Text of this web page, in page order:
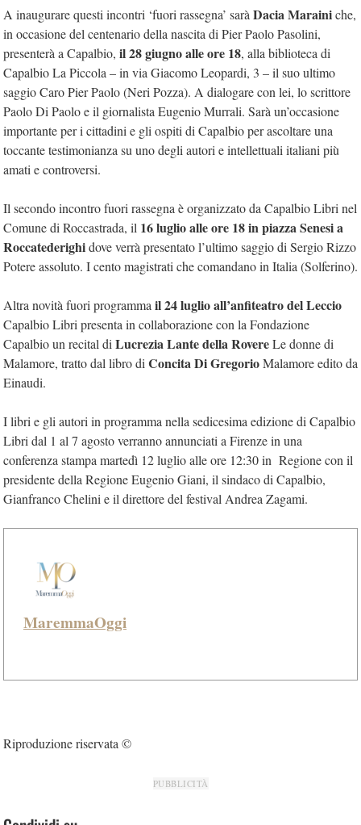
A inaugurare questi incontri ‘fuori rassegna’ sarà Dacia Marainiche,
in occasione del centenario della nascita di Pier Paolo Pasolini,
presenterà a Capalbio, il 28 giugno alle ore 18, alla biblioteca di
Capalbio La Piccola – in via Giacomo Leopardi, 3 – il suo ultimo
saggio Caro Pier Paolo (Neri Pozza). A dialogare con lei, lo scrittore
Paolo Di Paolo e il giornalista Eugenio Murrali. Sarà un’occasione
importante per i cittadini e gli ospiti di Capalbio per ascoltare una
toccante testimonianza su uno degli autori e intellettuali italiani più
amati e controversi.
Il secondo incontro fuori rassegna è organizzato da Capalbio Libri nel
Comune di Roccastrada, il 16 luglio alle ore 18 in piazza Senesi a
Roccatederighidove verrà presentato l’ultimo saggio di Sergio Rizzo
Potere assoluto. I cento magistrati che comandano in Italia (Solferino).
Altra novità fuori programma il 24 luglio all’anfiteatro del Leccio
Capalbio Libri presenta in collaborazione con la Fondazione
Capalbio un recital di Lucrezia Lante della RovereLe donne di
Malamore, tratto dal libro di Concita Di GregorioMalamore edito da
Einaudi.
I libri e gli autori in programma nella sedicesima edizione di Capalbio
Libri dal 1 al 7 agosto verranno annunciati a Firenze in una
conferenza stampa martedì 12 luglio alle ore 12:30 in Regione con il
presidente della Regione Eugenio Giani, il sindaco di Capalbio,
Gianfranco Chelini e il direttore del festival Andrea Zagami.
MaremmaOggi
Riproduzione riservata ©
PUBBLICITÀ